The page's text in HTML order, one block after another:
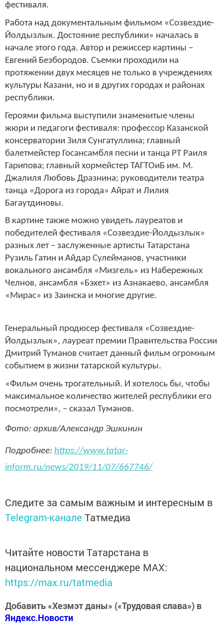
фестиваля.
Работа над документальным фильмом «Созвездие-
Йолдызлык. Достояние республики» началась в
начале этого года. Автор и режиссер картины –
Евгений Безбородов. Съемки проходили на
протяжении двух месяцев не только в учреждениях
культуры Казани, но и в других городах и районах
республики.
Героями фильма выступили знаменитые члены
жюри и педагоги фестиваля: профессор Казанской
консерватории Зиля Сунгатуллина; главный
балетмейстер Госансамбля песни и танца РТ Раиля
Гарипова; главный хормейстер ТАГТОиБ им. М.
Джалиля Любовь Дразнина; руководители театра
танца «Дорога из города» Айрат и Лилия
Багаутдиновы.
В картине также можно увидеть лауреатов и
победителей фестиваля «Созвездие-Йолдызлык»
разных лет – заслуженные артисты Татарстана
Рузиль Гатин и Айдар Сулейманов, участники
вокального ансамбля «Мизгель» из Набережных
Челнов, ансамбля «Бэхет» из Азнакаево, ансамбля
«Мирас» из Заинска и многие другие.
Генеральный продюсер фестиваля «Созвездие-
Йолдызлык», лауреат премии Правительства России
Дмитрий Туманов считает данный фильм огромным
событием в жизни татарской культуры.
«Фильм очень трогательный. И хотелось бы, чтобы
максимальное количество жителей республики его
посмотрели», – сказал Туманов.
Фото: архив/Александр Эшкинин
Подробнее: https://www.tatar-
inform.ru/news/2019/11/07/667746/
Следите за самым важным и интересным в
Telegram-канале Татмедиа
Читайте новости Татарстана в
национальном мессенджере MАХ:
https://max.ru/tatmedia
Добавить «Хезмэт даны» («Трудовая слава») в
Яндекс.Новости